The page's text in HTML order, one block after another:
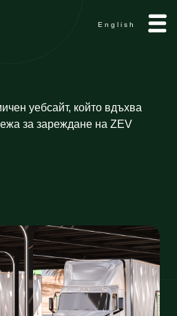
English
уебсайт, който вдъхва
за зареждане на ZEV